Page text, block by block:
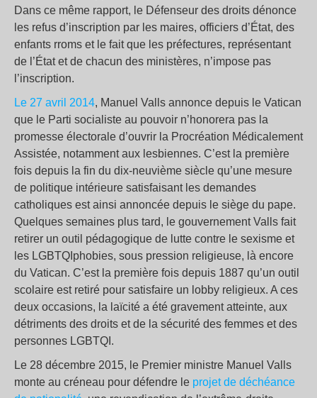
Dans ce même rapport, le Défenseur des droits dénonce
les refus d’inscription par les maires, officiers d’État, des
enfants rroms et le fait que les préfectures, représentant
de l’État et de chacun des ministères, n’impose pas
l’inscription.
Le 27 avril 2014, Manuel Valls annonce depuis le Vatican
que le Parti socialiste au pouvoir n’honorera pas la
promesse électorale d’ouvrir la Procréation Médicalement
Assistée, notamment aux lesbiennes. C’est la première
fois depuis la fin du dix-neuvième siècle qu’une mesure
de politique intérieure satisfaisant les demandes
catholiques est ainsi annoncée depuis le siège du pape.
Quelques semaines plus tard, le gouvernement Valls fait
retirer un outil pédagogique de lutte contre le sexisme et
les LGBTQIphobies, sous pression religieuse, là encore
du Vatican. C’est la première fois depuis 1887 qu’un outil
scolaire est retiré pour satisfaire un lobby religieux. A ces
deux occasions, la laïcité a été gravement atteinte, aux
détriments des droits et de la sécurité des femmes et des
personnes LGBTQI.
Le 28 décembre 2015, le Premier ministre Manuel Valls
monte au créneau pour défendre le projet de déchéance